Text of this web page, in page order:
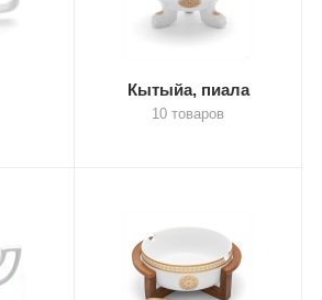
Кытыйа, пиала
10 товаров